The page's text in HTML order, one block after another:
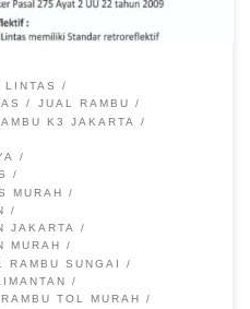
JUAL RAMBU
K3 JAKARTA
MURAH
JAKARTA
MURAH
RAMBU SUNGAI
TOL MURAH